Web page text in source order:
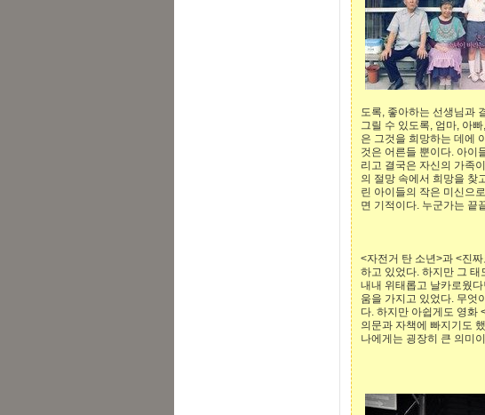
도록, 좋아하는 선생님과
그릴 수 있도록, 엄마, 아
은 그것을 희망하는 데에
것은 어른들 뿐이다. 아이
리고 결국은 자신의 가족
의 절망 속에서 희망을 찾
린 아이들의 작은 미신으
면 기적이다. 누군가는 끝
<자전거 탄 소년>과 <진
하고 있었다. 하지만 그 태
내내 위태롭고 날카로웠
움을 가지고 있었다. 무엇
다. 하지만 아쉽게도 영화
의문과 자책에 빠지기도
나에게는 굉장히 큰 의미